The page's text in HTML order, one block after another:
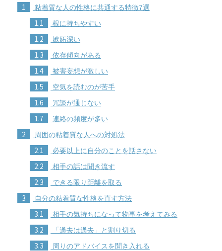
1 粘着質な人の性格に共通する特徴7選
1.1 根に持ちやすい
1.2 嫉妬深い
1.3 依存傾向がある
1.4 被害妄想が激しい
1.5 空気を読むのが苦手
1.6 冗談が通じない
1.7 連絡の頻度が多い
2 周囲の粘着質な人への対処法
2.1 必要以上に自分のことを話さない
2.2 相手の話は聞き流す
2.3 できる限り距離を取る
3 自分の粘着質な性格を直す方法
3.1 相手の気持ちになって物事を考えてみる
3.2 「過去は過去」と割り切る
3.3 周りのアドバイスを聞き入れる